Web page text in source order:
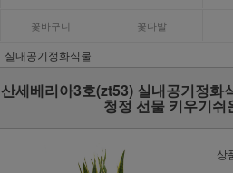
꽃바구니 꽃다발
실내공기정화식물
산세베리아3호(zt53) 실내공기정화
청정 선물 키우기쉬
상